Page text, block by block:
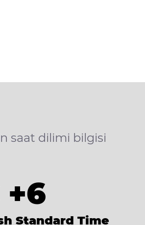
saat dilimi bilgisi
+6
Standard Time